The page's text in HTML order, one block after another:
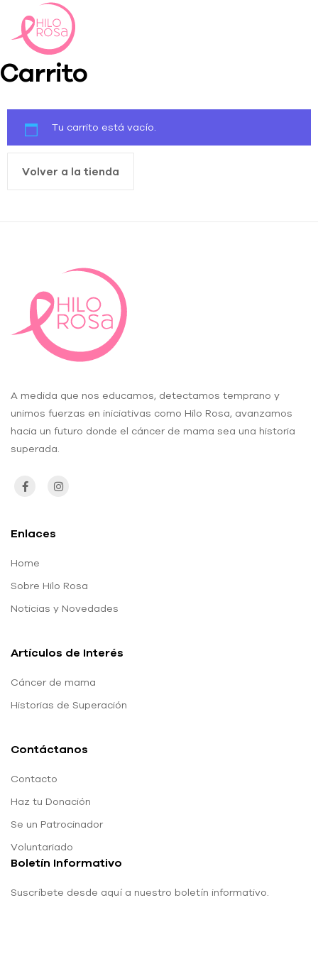
Carrito
Tu carrito está vacío.
Volver a la tienda
A medida que nos educamos, detectamos temprano y
unimos fuerzas en iniciativas como Hilo Rosa, avanzamos
hacia un futuro donde el cáncer de mama sea una historia
superada.
Enlaces
Home
Sobre Hilo Rosa
Noticias y Novedades
Artículos de Interés
Cáncer de mama
Historias de Superación
Contáctanos
Contacto
Haz tu Donación
Se un Patrocinador
Voluntariado
Boletín Informativo
Suscríbete desde aquí a nuestro boletín informativo.